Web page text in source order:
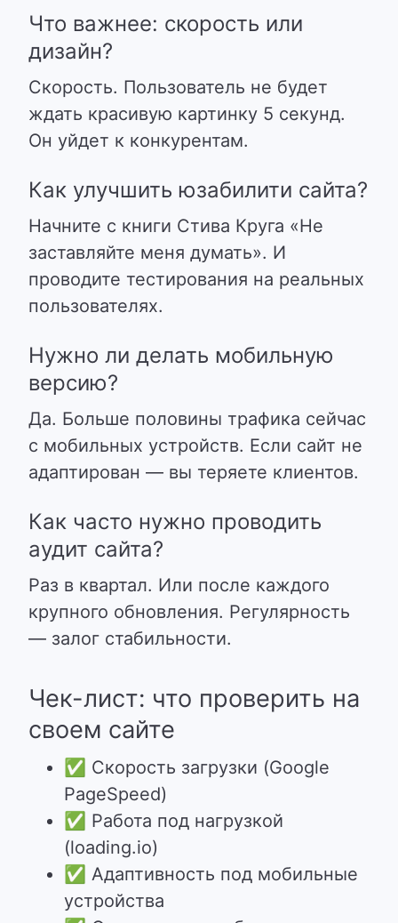
Что важнее: скорость или
дизайн?
Скорость. Пользователь не будет
ждать красивую картинку 5 секунд.
Он уйдет к конкурентам.
Как улучшить юзабилити сайта?
Начните с книги Стива Круга «Не
заставляйте меня думать». И
проводите тестирования на реальных
пользователях.
Нужно ли делать мобильную
версию?
Да. Больше половины трафика сейчас
с мобильных устройств. Если сайт не
адаптирован — вы теряете клиентов.
Как часто нужно проводить
аудит сайта?
Раз в квартал. Или после каждого
крупного обновления. Регулярность
— залог стабильности.
Чек-лист: что проверить на
своем сайте
✅ Скорость загрузки (Google
PageSpeed)
✅ Работа под нагрузкой
(loading.io)
✅ Адаптивность под мобильные
устройства